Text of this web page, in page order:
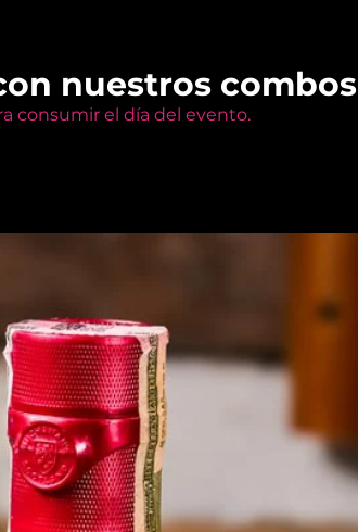
nuestros combos
consumir el día del evento.